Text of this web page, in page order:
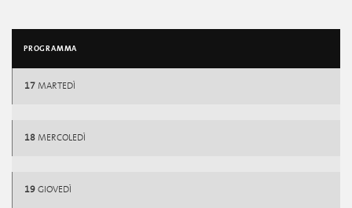
PROGRAMMA
17 MARTEDÌ
18 MERCOLEDÌ
19 GIOVEDÌ